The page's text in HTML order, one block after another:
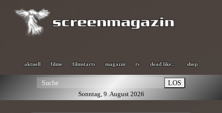
aktuell filme filmstarts magazin tv dead like… shop
LOS
Sonntag, 9. August 2026